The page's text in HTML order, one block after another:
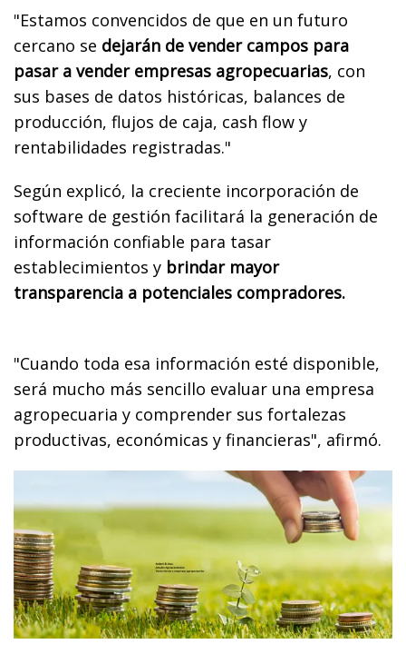
"Estamos convencidos de que en un futuro
cercano se dejarán de vender campos para
pasar a vender empresas agropecuarias, con
sus bases de datos históricas, balances de
producción, flujos de caja, cash flow y
rentabilidades registradas."
Según explicó, la creciente incorporación de
software de gestión facilitará la generación de
información confiable para tasar
establecimientos y brindar mayor
transparencia a potenciales compradores.
"Cuando toda esa información esté disponible,
será mucho más sencillo evaluar una empresa
agropecuaria y comprender sus fortalezas
productivas, económicas y financieras", afirmó.